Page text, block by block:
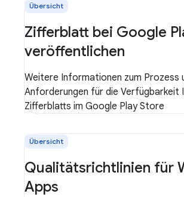
Übersicht
Zifferblatt bei Google
veröffentlichen
Weitere Informationen zum Prozess
Anforderungen für die Verfügbarkeit
Zifferblatts im Google Play Store
Übersicht
Qualitätsrichtlinien für
Apps